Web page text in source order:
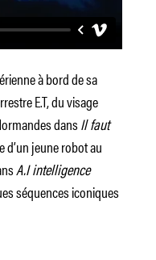
à bord de sa
E.T, du visage
dansIl faut
d’un jeune robot au
A.I intelligence
séquences iconiques